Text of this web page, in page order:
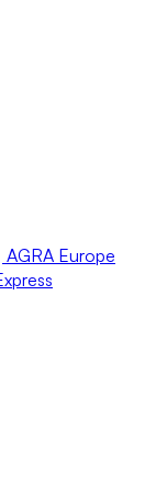
AGRA Europe